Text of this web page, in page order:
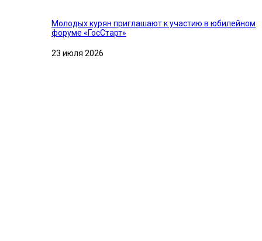
Молодых курян приглашают к участию в юбилейном
форуме «ГосСтарт»
23 июля 2026